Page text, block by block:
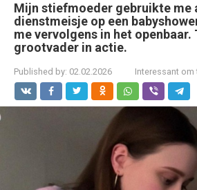
Mijn stiefmoeder gebruikte me
dienstmeisje op een
me vervolgens in het openbaar.
grootvader in actie.
Published by: 02.02.2026 Interessant om